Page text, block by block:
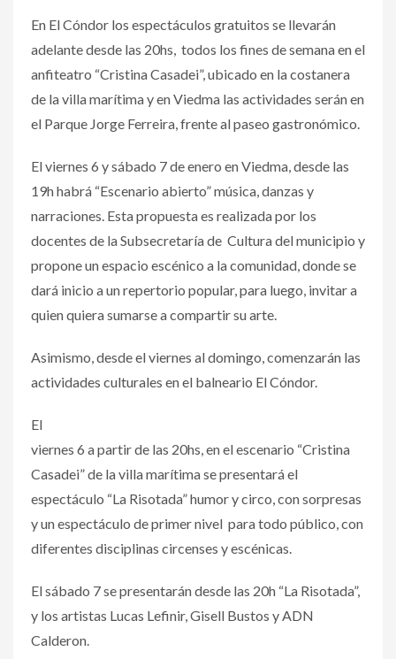
En El Cóndor los espectáculos gratuitos se llevarán
adelante desde las 20hs, todos los fines de semana en el
anfiteatro “Cristina Casadei”, ubicado en la costanera
de la villa marítima y en Viedma las actividades serán en
el Parque Jorge Ferreira, frente al paseo gastronómico.
El viernes 6 y sábado 7 de enero en Viedma, desde las
19h habrá “Escenario abierto” música, danzas y
narraciones. Esta propuesta es realizada por los
docentes de la Subsecretaría de Cultura del municipio y
propone un espacio escénico a la comunidad, donde se
dará inicio a un repertorio popular, para luego, invitar a
quien quiera sumarse a compartir su arte.
Asimismo, desde el viernes al domingo, comenzarán las
actividades culturales en el balneario El Cóndor.
El
viernes 6 a partir de las 20hs, en el escenario “Cristina
Casadei” de la villa marítima se presentará el
espectáculo “La Risotada” humor y circo, con sorpresas
y un espectáculo de primer nivel para todo público, con
diferentes disciplinas circenses y escénicas.
El sábado 7 se presentarán desde las 20h “La Risotada”,
y los artistas Lucas Lefinir, Gisell Bustos y ADN
Calderon.